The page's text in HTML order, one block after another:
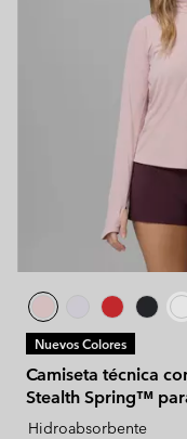
Nuevos Colores
Camiseta técnica
Stealth Spring™
Hidroabsorbente